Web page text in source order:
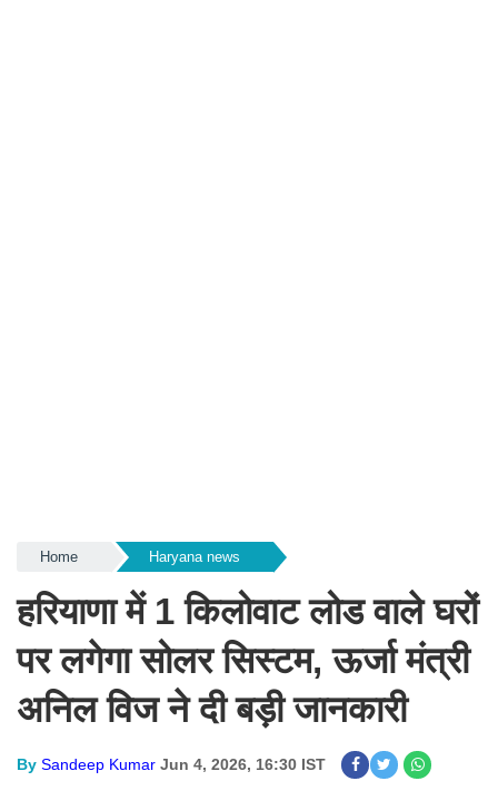
Home Haryana news
हरियाणा में 1 किलोवाट लोड वाले घरों
पर लगेगा सोलर सिस्टम, ऊर्जा मंत्री
अनिल विज ने दी बड़ी जानकारी
By Sandeep Kumar Jun 4, 2026, 16:30 IST